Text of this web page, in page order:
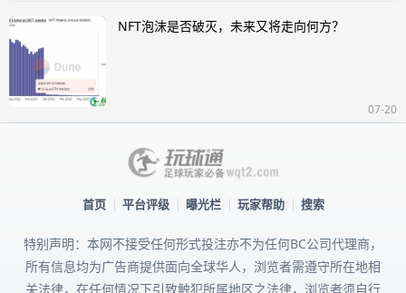
NFT泡沫是否破灭，未来又将走向何方？
07-20
首页 平台评级 曝光栏 玩家帮助 搜索
特别声明：本网不接受任何形式投注亦不为任何BC公司代理商，
所有信息均为广告商提供面向全球华人，浏览者需遵守所在地相
关法律，在任何情况下引致触犯所属地区之法律，浏览者须自行